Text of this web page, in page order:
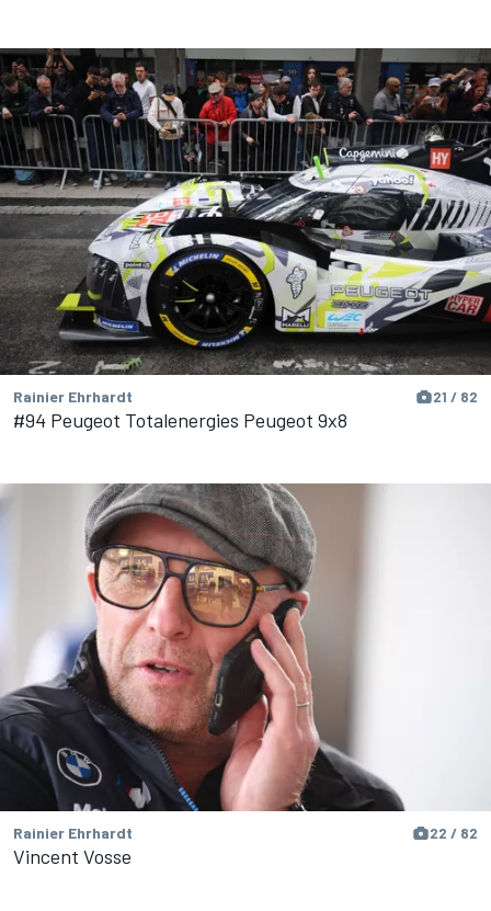
Rainier Ehrhardt 21 / 82
#94 Peugeot Totalenergies Peugeot 9x8
Rainier Ehrhardt 22 / 82
Vincent Vosse